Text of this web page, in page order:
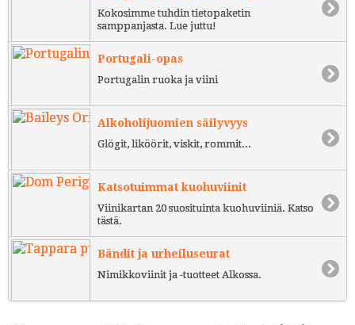
Kokosimme tuhdin tietopaketin
samppanjasta. Lue juttu!
Portugali-opas
Portugalin ruoka ja viini
Alkoholijuomien säilyvyys
Glögit, liköörit, viskit, rommit...
Katsotuimmat kuohuviinit
Viinikartan 20 suosituinta kuohuviiniä. Katso
tästä.
Bändit ja urheiluseurat
Nimikkoviinit ja -tuotteet Alkossa.